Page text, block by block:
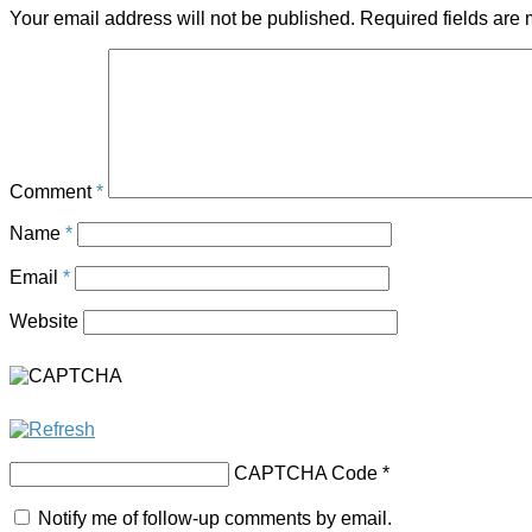
Your email address will not be published. Required fields are
Comment*
Name *
Email *
Website
CAPTCHA Code *
Notify me of follow-up comments by email.